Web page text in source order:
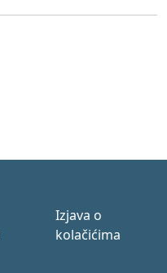
Izjava o
kolačićima